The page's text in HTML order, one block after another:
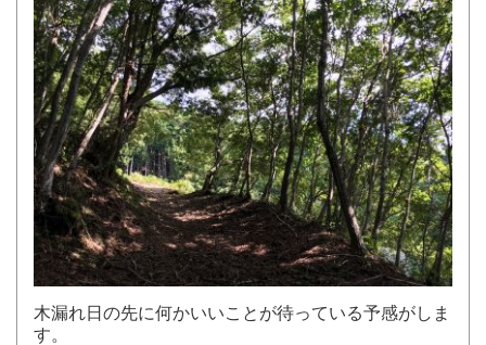
木漏れ日の先に何かいいことが待っている予感がしま
す。